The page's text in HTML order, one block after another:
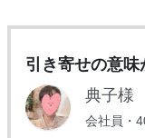
引き寄せの意
典子様
会社員・